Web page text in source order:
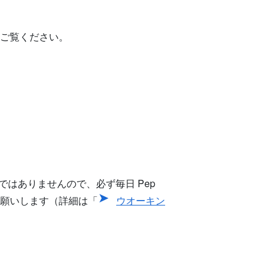
覧ください。
はありませんので、必ず毎日 Pep
いします（詳細は「
ウオーキン